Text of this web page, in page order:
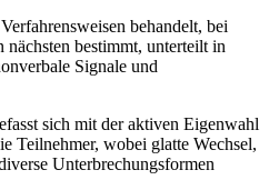
behandelt, bei
nächsten bestimmt, unterteilt in
Signale und
sich mit der aktiven Eigenwahl
Teilnehmer, wobei glatte Wechsel,
Unterbrechungsformen